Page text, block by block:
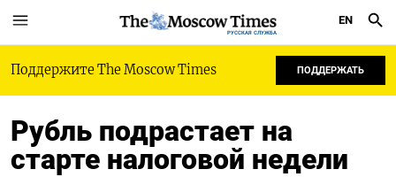
РУССКАЯ СЛУЖБА
EN
Поддержите The Moscow Times ПОДДЕРЖАТЬ
Рубль подрастает на
старте налоговой недели